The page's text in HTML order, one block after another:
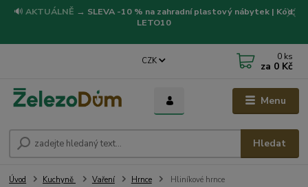
🔊 AKTUÁLNĚ → SLEVA -10 % na zahradní plastový nábytek | Kód:
LETO10
Menu
CZK
Hledat
0 ks
za 0 Kč
Úvod Kuchyně Vaření Hrnce Hliníkové hrnce